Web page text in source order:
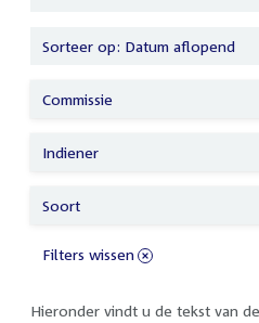
Hieronder vindt u de tekst van
Sorteer op: Datum aflopend
Commissie
Indiener
Soort
Filters wissen